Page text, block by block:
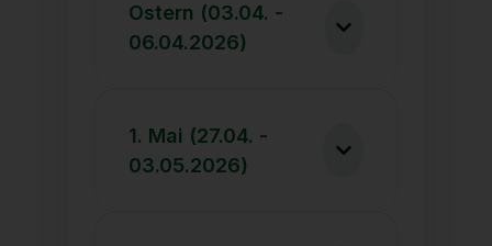
Ostern (03.04. -
06.04.2026)
1. Mai (27.04. -
03.05.2026)